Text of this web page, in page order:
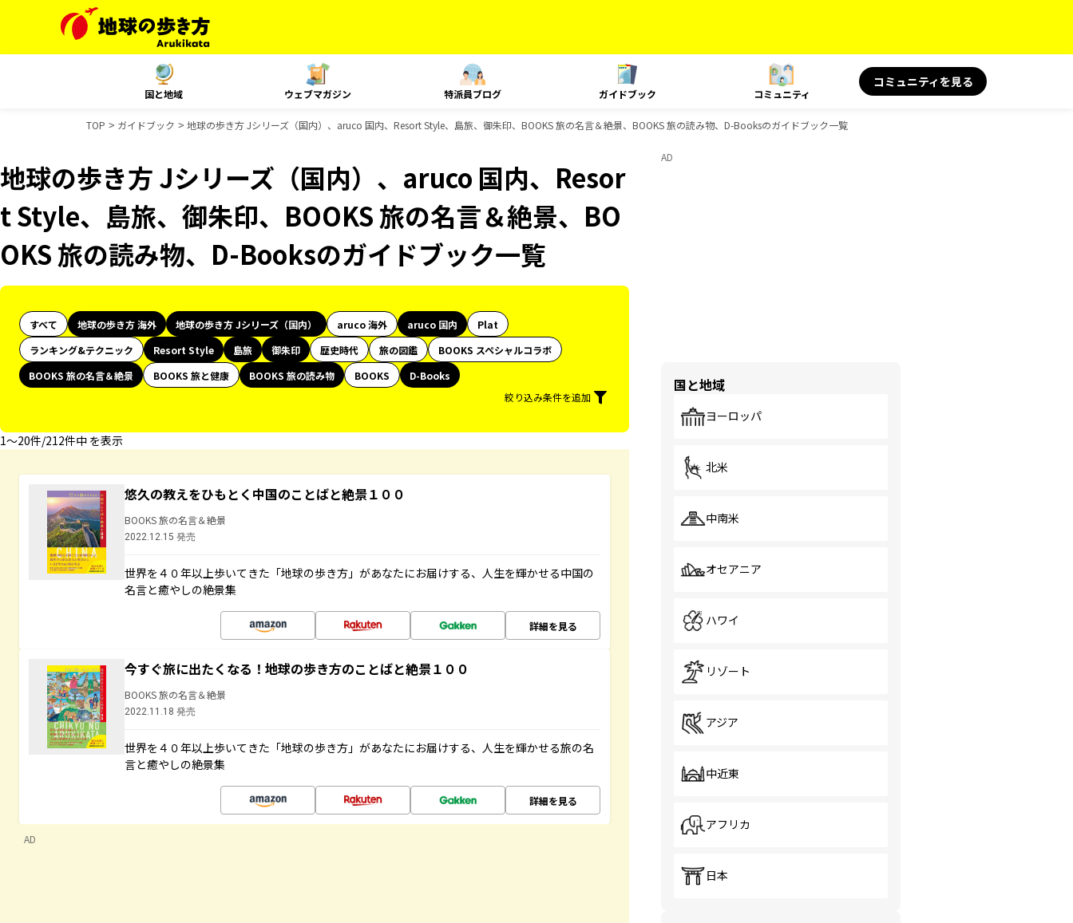
国と地域 ウェブマガジン 特派員ブログ ガイドブック コミュニティ
コミュニティを見る
TOP ガイドブック 地球の歩き方 Jシリーズ（国内）、aruco 国内、Resort Style、島旅、御朱印、BOOKS 旅の名言＆絶景、BOOKS 旅の読み物、D-Booksのガイドブック一覧
地球の歩き方 Jシリーズ（国内）、aruco 国内、Resor
t Style、島旅、御朱印、BOOKS 旅の名言＆絶景、BO
OKS 旅の読み物、D-Booksのガイドブック一覧
すべて 地球の歩き方 海外 地球の歩き方 Jシリーズ（国内） aruco 海外 aruco 国内
Plat
ランキング&テクニック
Resort Style 島旅 御朱印 歴史時代 旅の図鑑
BOOKS スペシャルコラボ
BOOKS 旅の名言＆絶景
BOOKS 旅と健康 BOOKS 旅の読み物 BOOKS
D-Books
絞り込み条件を追加
1〜20件/212件中 を表示
悠久の教えをひもとく中国のことばと絶景１００
BOOKS 旅の名言＆絶景
2022.12.15 発売
世界を４０年以上歩いてきた「地球の歩き方」があなたにお届けする、人生を輝かせる中国の
名言と癒やしの絶景集
詳細を見る
今すぐ旅に出たくなる！地球の歩き方のことばと絶景１００
BOOKS 旅の名言＆絶景
2022.11.18 発売
世界を４０年以上歩いてきた「地球の歩き方」があなたにお届けする、人生を輝かせる旅の名
言と癒やしの絶景集
詳細を見る
AD
AD
国と地域
ヨーロッパ
北米
中南米
オセアニア
ハワイ
リゾート
アジア
中近東
アフリカ
日本